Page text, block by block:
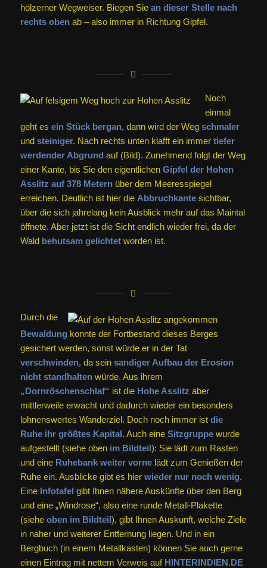
hölzerner Wegweiser. Biegen Sie an dieser Stelle nach
rechts obenab – also immer in Richtung Gipfel.
Noch
einmal
geht es ein Stück bergan,dann wird der Weg schmaler
und steiniger. Nach rechts unten klafft ein immer tiefer
werdender Abgrund auf (Bild). Zunehmend folgt der Weg
einer Kante, bis Sie den eigentlichen Gipfel der Hohen
Asslitz auf 378 Meternüber dem Meeresspiegel
erreichen. Deutlich ist hier die Abbruchkantesichtbar,
über die sich jahrelang kein Ausblick mehr auf das Maintal
öffnete. Aber jetzt ist die Sicht endlich wieder frei, da der
Wald behutsam gelichtetworden ist.
Durch die
Bewaldung konnte der Fortbestand dieses Berges
gesichert werden, sonst würde er in der Tat
verschwinden,da sein sandiger Aufbau der Erosion
nicht standhaltenwürde. Aus ihrem
„Dornröschenschlaf“ ist die Hohe Asslitz aber
mittlerweile erwacht und dadurch wieder ein besonders
lohnenswertes Wanderziel. Doch noch immer ist die
Ruhe ihr größtes Kapital. Auch eine Sitzgruppewurde
aufgestellt (siehe oben im Bildteil): Sie lädt zum Rasten
und eine Ruhebank weiter vornelädt zum Genießen der
Ruhe ein. Ausblicke gibt es hier wieder nur noch wenig.
Eine Infotafel gibt Ihnen nähere Auskünfte über den Berg
und eine „Windrose“, also eine runde Metall-Plakette
(siehe oben im Bildteil), gibt Ihnen Auskunft, welche Ziele
in naher und weiterer Entfernung liegen. Und in ein
Bergbuch (in einem Metallkasten) können Sie auch gerne
einen Eintrag mit nettem Verweis auf HINTERINDIEN.DE